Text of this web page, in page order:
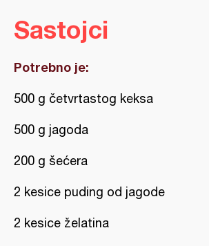
Sastojci
Potrebno je:
500 g četvrtastog keksa
500 g jagoda
200 g šećera
2 kesice puding od jagode
2 kesice želatina